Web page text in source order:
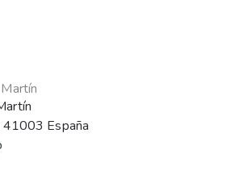
41003 España